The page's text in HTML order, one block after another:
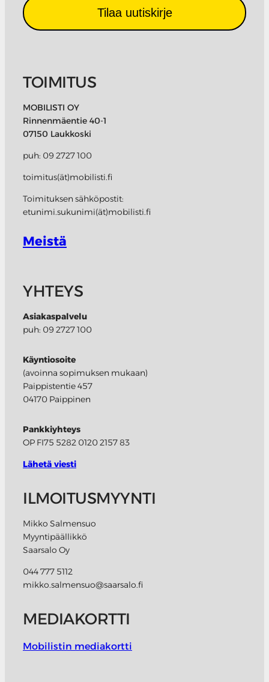
Tilaa uutiskirje
TOIMITUS
MOBILISTI OY
Rinnenmäentie 40-1
07150 Laukkoski
puh: 09 2727 100
toimitus(ät)mobilisti.fi
Toimituksen sähköpostit:
etunimi.sukunimi(ät)mobilisti.fi
Meistä
YHTEYS
Asiakaspalvelu
puh: 09 2727 100
Käyntiosoite
(avoinna sopimuksen mukaan)
Paippistentie 457
04170 Paippinen
Pankkiyhteys
OP FI75 5282 0120 2157 83
Lähetä viesti
ILMOITUSMYYNTI
Mikko Salmensuo
Myyntipäällikkö
Saarsalo Oy
044 777 5112
mikko.salmensuo@saarsalo.fi
MEDIAKORTTI
Mobilistin mediakortti